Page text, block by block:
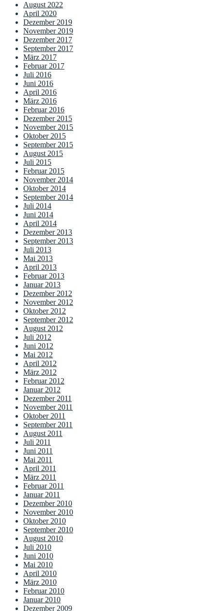
August 2022
April 2020
Dezember 2019
November 2019
Dezember 2017
September 2017
März 2017
Februar 2017
Juli 2016
Juni 2016
April 2016
März 2016
Februar 2016
Dezember 2015
November 2015
Oktober 2015
September 2015
August 2015
Juli 2015
Februar 2015
November 2014
Oktober 2014
September 2014
Juli 2014
Juni 2014
April 2014
Dezember 2013
September 2013
Juli 2013
Mai 2013
April 2013
Februar 2013
Januar 2013
Dezember 2012
November 2012
Oktober 2012
September 2012
August 2012
Juli 2012
Juni 2012
Mai 2012
April 2012
März 2012
Februar 2012
Januar 2012
Dezember 2011
November 2011
Oktober 2011
September 2011
August 2011
Juli 2011
Juni 2011
Mai 2011
April 2011
März 2011
Februar 2011
Januar 2011
Dezember 2010
November 2010
Oktober 2010
September 2010
August 2010
Juli 2010
Juni 2010
Mai 2010
April 2010
März 2010
Februar 2010
Januar 2010
Dezember 2009